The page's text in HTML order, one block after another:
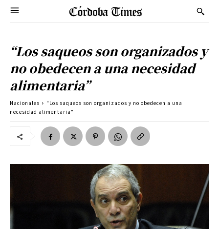
“Los saqueos son organizados y
no obedecen a una necesidad
alimentaria”
Nacionales
"Los saqueos son organizados y no obedecen a una
necesidad alimentaria"